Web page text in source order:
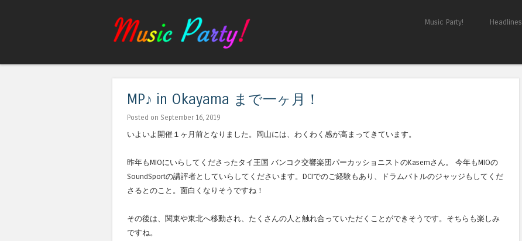
Skip to content
Music Party! Headlines
MP♪ in Okayama まで一ヶ月！
Posted on September 16, 2019
いよいよ開催１ヶ月前となりました。岡山には、わくわく感が高まってきています。
昨年もMIOにいらしてくださったタイ王国 バンコク交響楽団パーカッショニストのKasemさん。 今年もMIOの
SoundSportの講評者としていらしてくださいます。DCIでのご経験もあり、
ドラムバトルのジャッジもしてくだ
さるとのこと。面白くなりそうですね！
その後は、関東や東北へ移動され、たくさんの人と触れ合っていただくことができそうです。そちらも楽しみ
ですね。